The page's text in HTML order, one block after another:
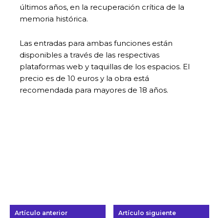
últimos años, en la recuperación crítica de la
memoria histórica.
Las entradas para ambas funciones están
disponibles a través de las respectivas
plataformas web y taquillas de los espacios. El
precio es de 10 euros y la obra está
recomendada para mayores de 18 años.
Artículo anterior Artículo siguiente